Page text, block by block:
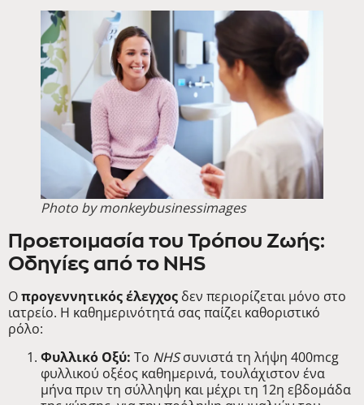
Photo by monkeybusinessimages
Προετοιμασία του Τρόπου Ζωής:
Οδηγίες από το NHS
Οπρογεννητικός έλεγχος δεν περιορίζεται μόνο στο
ιατρείο. Η καθημερινότητά σας παίζει καθοριστικό
ρόλο:
Φυλλικό Οξύ: Το NHSσυνιστά τη λήψη 400mcg
φυλλικού οξέος καθημερινά, τουλάχιστον ένα
μήνα πριν τη σύλληψη και μέχρι τη 12η εβδομάδα